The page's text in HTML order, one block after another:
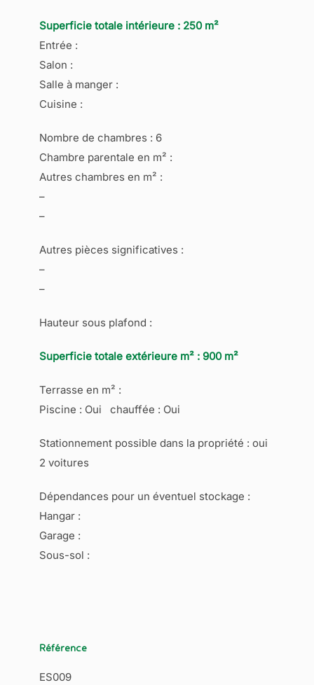
Superficie totale intérieure : 250 m²
Entrée :
Salon :
Salle à manger :
Cuisine :
Nombre de chambres : 6
Chambre parentale en m² :
Autres chambres en m² :
–
–
Autres pièces significatives :
–
–
Hauteur sous plafond :
Superficie totale extérieure m² : 900 m²
Terrasse en m² :
Piscine : Oui chauffée : Oui
Stationnement possible dans la propriété : oui
2 voitures
Dépendances pour un éventuel stockage :
Hangar :
Garage :
Sous-sol :
Référence
ES009